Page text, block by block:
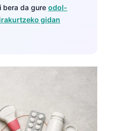
bera da gure odol-
gidan